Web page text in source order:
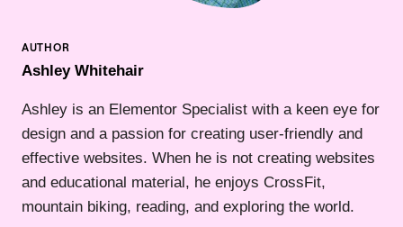
Ashley Whitehair
Ashley is an Elementor Specialist with a keen eye for
design and a passion for creating user-friendly and
effective websites. When he is not creating websites
and educational material, he enjoys CrossFit,
mountain biking, reading, and exploring the world.